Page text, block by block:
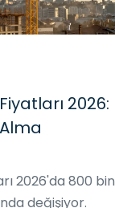
2026:
2026'da 800 bin
değişiyor.